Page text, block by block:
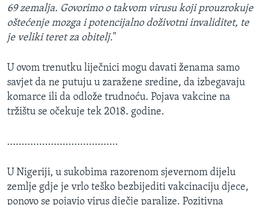
69 zemalja. Govorimo o takvom virusu koji prouzrokuje
oštećenje mozga i potencijalno doživotni invaliditet, te
je veliki teret za obitelj."
U ovom trenutku liječnici mogu davati ženama samo
savjet da ne putuju u zaražene sredine, da izbegavaju
komarce ili da odlože trudnoću. Pojava vakcine na
tržištu se očekuje tek 2018. godine.
......................................
U Nigeriji, u sukobima razorenom sjevernom dijelu
zemlje gdje je vrlo teško bezbijediti vakcinaciju djece,
ponovo se pojavio virus dječje paralize. Pozitivna